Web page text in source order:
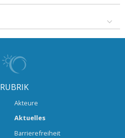
RUBRIK
Akteure
Aktuelles
Barrierefreiheit